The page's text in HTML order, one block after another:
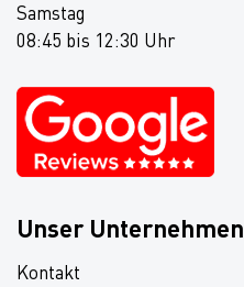
Samstag
08:45 bis 12:30 Uhr
Unser Unternehmen
Kontakt